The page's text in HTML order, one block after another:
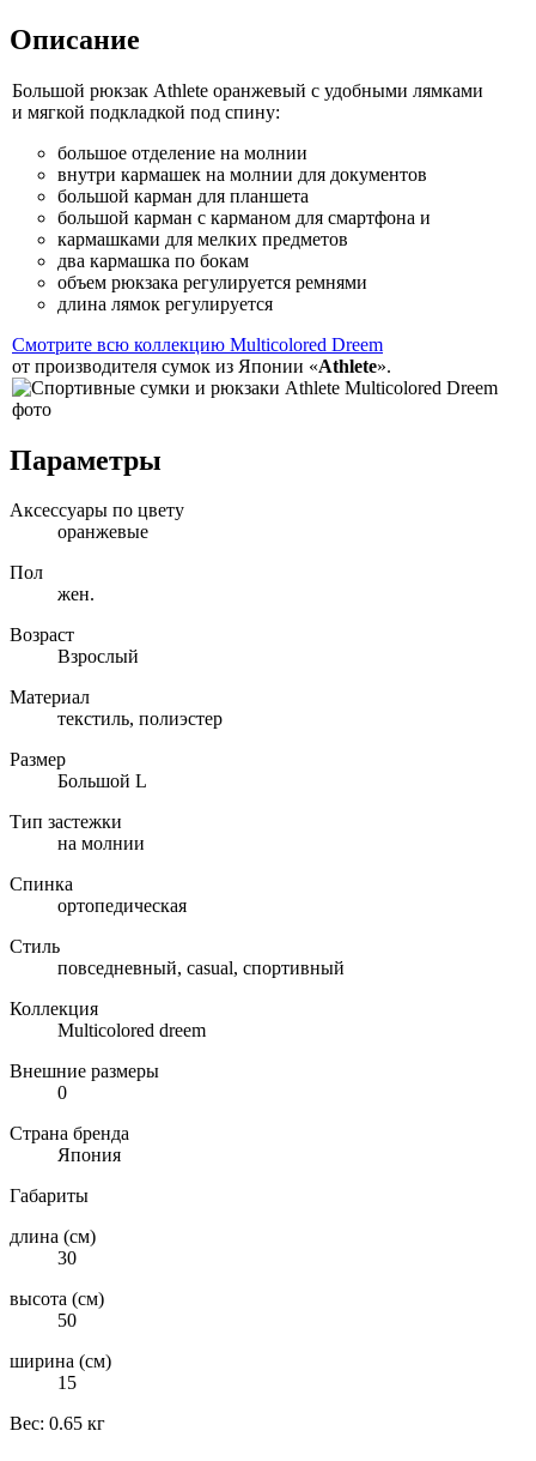
Описание
Большой рюкзак Athlete оранжевый с удобными лямками
и мягкой подкладкой под спину:
большое отделение на молнии
внутри кармашек на молнии для документов
большой карман для планшета
большой карман с карманом для смартфона и
кармашками для мелких предметов
два кармашка по бокам
объем рюкзака регулируется ремнями
длина лямок регулируется
Смотрите всю коллекцию Multicolored Dreem
от производителя сумок из Японии «Athlete».
Параметры
Аксессуары по цвету
оранжевые
Пол
жен.
Возраст
Взрослый
Материал
текстиль, полиэстер
Размер
Большой L
Тип застежки
на молнии
Спинка
ортопедическая
Стиль
повседневный, casual, спортивный
Коллекция
Multicolored dreem
Внешние размеры
0
Страна бренда
Япония
Габариты
длина (см)
30
высота (см)
50
ширина (см)
15
Вес: 0.65 кг